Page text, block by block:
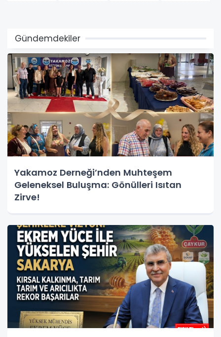
Gündemdekiler
Yakamoz Derneği’nden Muhteşem
Geleneksel Buluşma: Gönülleri Isıtan
Zirve!